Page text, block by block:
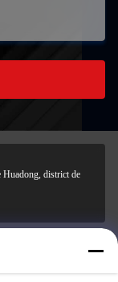
Huadong, district de